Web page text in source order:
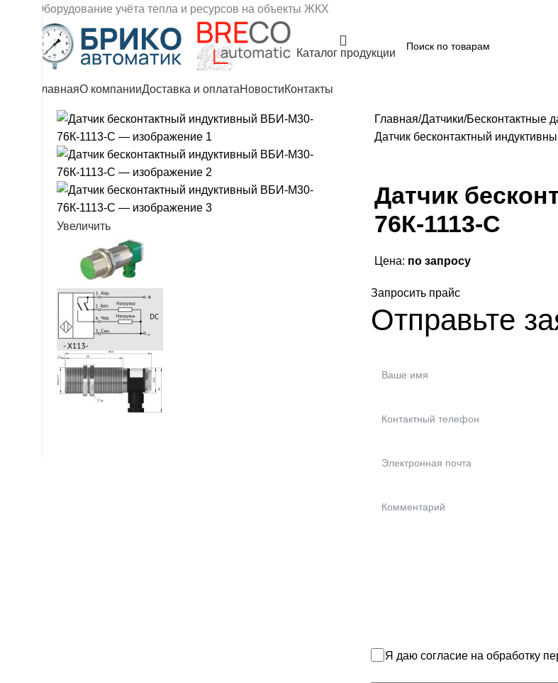
Оборудование учёта тепла и ресурсов на объекты ЖКХ
Каталог продукции
ГлавнаяО компанииДоставка и оплатаНовостиКонтакты
Увеличить
Главная Датчики Бесконтактные
Датчик бесконтактный
Датчик
76К-1113-С
Цена: по запросу
Запросить прайс
Отправьте
Я даю согласие на обработку